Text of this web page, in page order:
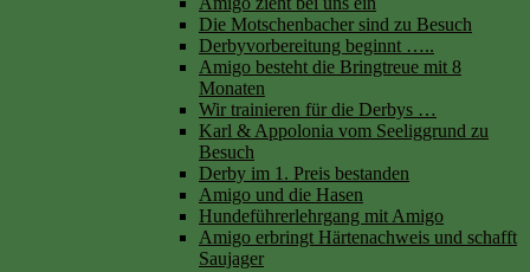
Die Motschenbacher sind zu Besuch
Derbyvorbereitung beginnt …..
Amigo besteht die Bringtreue mit 8
Monaten
Wir trainieren für die Derbys …
Karl & Appolonia vom Seeliggrund zu
Besuch
Derby im 1. Preis bestanden
Amigo und die Hasen
Hundeführerlehrgang mit Amigo
Amigo erbringt Härtenachweis und schafft
Saujager